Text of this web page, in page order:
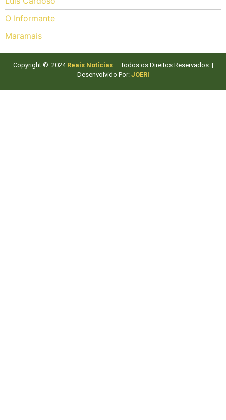
O Informante
Maramais
Copyright © 2024 Reais Notícias– Todos os Direitos Reservados. |
Desenvolvido Por: JOERI